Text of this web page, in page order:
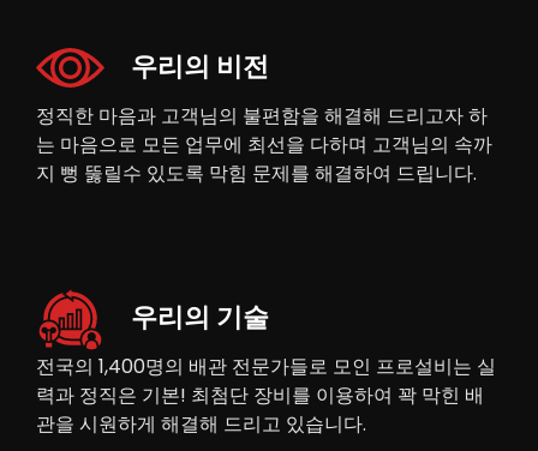
우리의 비전
정직한 마음과 고객님의 불편함을 해결해 드리고자 하
는 마음으로 모든 업무에 최선을 다하며 고객님의 속까
지 뻥 뚫릴수 있도록 막힘 문제를 해결하여 드립니다.
우리의 기술
전국의 1,400명의 배관 전문가들로 모인 프로설비는 실
력과 정직은 기본! 최첨단 장비를 이용하여 꽉 막힌 배
관을 시원하게 해결해 드리고 있습니다.